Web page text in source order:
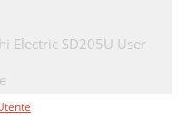
Electric SD205U User